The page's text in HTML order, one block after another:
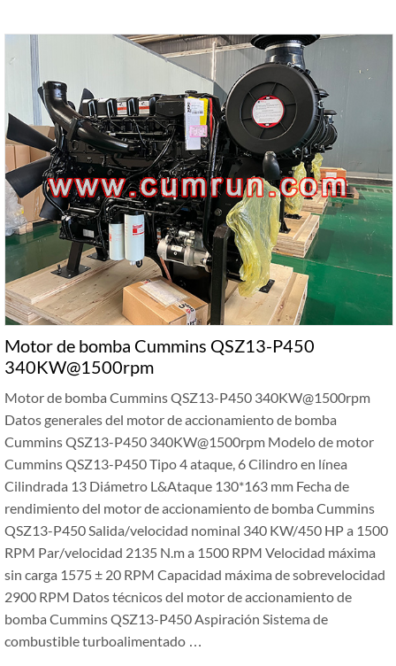
Motor de bomba Cummins QSZ13-P450
340KW@1500rpm
Motor de bomba Cummins QSZ13-P450 340KW@1500rpm
Datos generales del motor de accionamiento de bomba
Cummins QSZ13-P450 340KW@1500rpm Modelo de motor
Cummins QSZ13-P450 Tipo 4 ataque, 6 Cilindro en línea
Cilindrada 13 Diámetro L&Ataque 130*163 mm Fecha de
rendimiento del motor de accionamiento de bomba Cummins
QSZ13-P450 Salida/velocidad nominal 340 KW/450 HP a 1500
RPM Par/velocidad 2135 N.m a 1500 RPM Velocidad máxima
sin carga 1575 ± 20 RPM Capacidad máxima de sobrevelocidad
2900 RPM Datos técnicos del motor de accionamiento de
bomba Cummins QSZ13-P450 Aspiración Sistema de
combustible turboalimentado …